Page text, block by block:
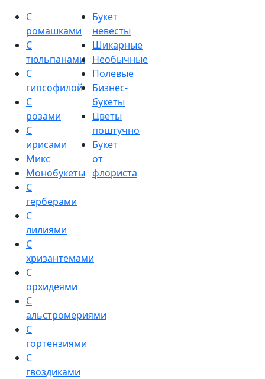
С
ромашками
С
тюльпанами
С
гипсофилой
С
розами
С
ирисами
Микс
Монобукеты
С
герберами
С
лилиями
С
хризантемами
С
орхидеями
С
альстромериями
С
гортензиями
С
гвоздиками
Букет
невесты
Шикарные
Необычные
Полевые
Бизнес-
букеты
Цветы
поштучно
Букет
от
флориста